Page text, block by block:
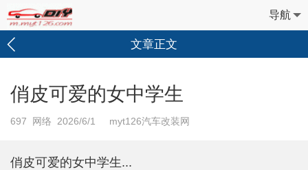
导航
文章正文
俏皮可爱的女中学生
697 网络 2026/6/1 myt126汽车改装网
俏皮可爱的女中学生...